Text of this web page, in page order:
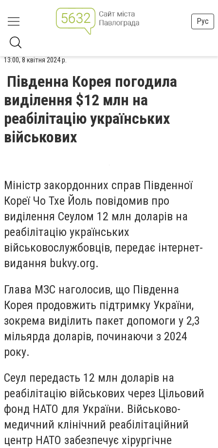
Рус
13:00, 8 квітня 2024 р.
Південна Корея погодила
виділення $12 млн на
реабілітацію українських
військових
Міністр закордонних справ Південної
Кореї Чо Тхе Йоль повідомив про
виділення Сеулом 12 млн доларів на
реабілітацію українських
військовослужбовців, передає інтернет-
видання bukvy.org.
Глава МЗС наголосив, що Південна
Корея продовжить підтримку України,
зокрема виділить пакет допомоги у 2,3
мільярда доларів, починаючи з 2024
року.
Сеул передасть 12 млн доларів на
реабілітацію військових через Цільовий
фонд НАТО для України. Військово-
медичний клінічний реабілітаційний
центр НАТО забезпечує хірургічне